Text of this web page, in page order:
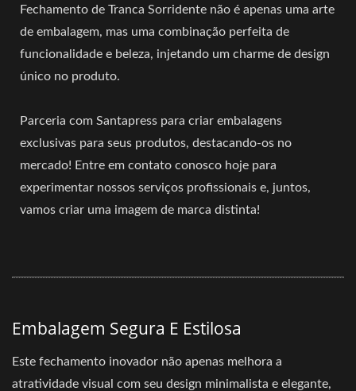
Fechamento de Tranca Sorridente não é apenas uma arte
de embalagem, mas uma combinação perfeita de
funcionalidade e beleza, injetando um charme de design
único no produto.
Parceria com Santapress para criar embalagens
exclusivas para seus produtos, destacando-os no
mercado! Entre em contato conosco hoje para
experimentar nossos serviços profissionais e, juntos,
vamos criar uma imagem de marca distinta!
Embalagem Segura E Estilosa
Este fechamento inovador não apenas melhora a
atratividade visual com seu design minimalista e elegante,